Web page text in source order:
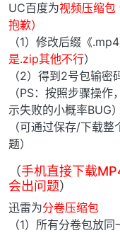
UC百度为视频压缩包
抱歉）
（1）修改后缀《
是.zip其他不行）
（2）得到2号包输密
（PS：按照步骤操
示失败的小概率BUG）
（可通过保存/下载
题）
（手机直接下载
会出问题）
迅雷为分卷压缩包
（1）所有分卷包放